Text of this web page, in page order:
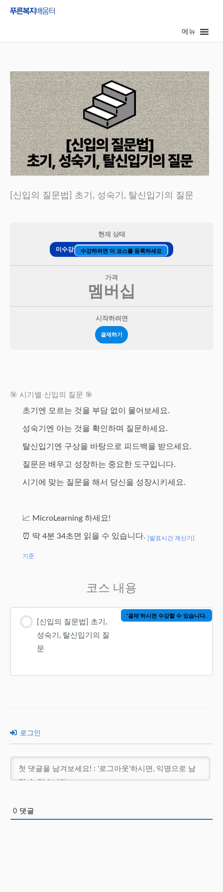
메뉴
[신입의 질문법] 초기, 성숙기, 탈신입기의 질문
현재 상태
미수강 수강하려면 이 코스를 등록하세요
가격
멤버십
시작하려면
결제하기
🎯 시기별 신입의 질문 🎯
초기엔 모르는 것을 부담 없이 물어보세요.
성숙기엔 아는 것을 확인하며 질문하세요.
탈신입기엔 구상을 바탕으로 피드백을 받으세요.
질문은 배우고 성장하는 중요한 도구입니다.
시기에 맞는 질문을 해서 당신을 성장시키세요.
📈 MicroLearning 하세요!
⏰ 딱 4분 34초면 읽을 수 있습니다. [발표시간 계산기]
기준
코스 내용
[신입의 질문법] 초기,
성숙기, 탈신입기의 질
문
'결제'하시면 수강할 수 있습니다.
로그인
0 댓글